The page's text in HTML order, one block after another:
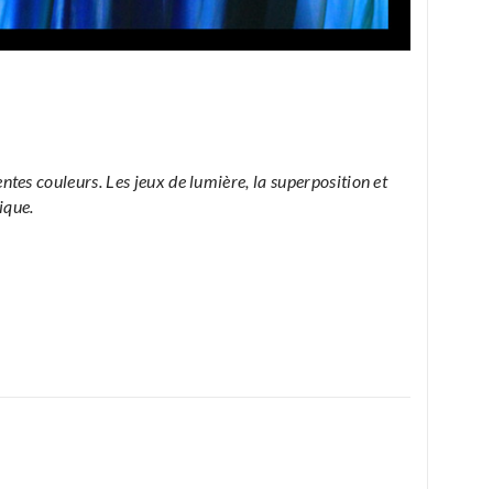
couleurs. Les jeux de lumière, la superposition et